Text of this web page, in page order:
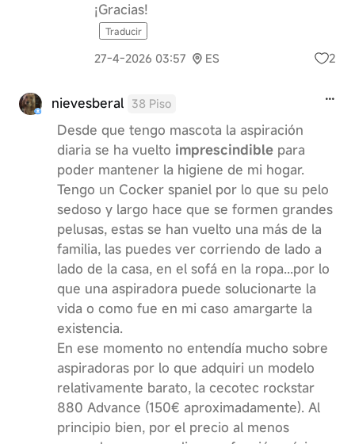
¡Gracias!
Traducir
27-4-2026 03:57 ES 2
nievesberal 38 Piso
Desde que tengo mascota la aspiración
diaria se ha vuelto imprescindible para
poder mantener la higiene de mi hogar.
Tengo un Cocker spaniel por lo que su pelo
sedoso y largo hace que se formen grandes
pelusas, estas se han vuelto una más de la
familia, las puedes ver corriendo de lado a
lado de la casa, en el sofá en la ropa...por lo
que una aspiradora puede solucionarte la
vida o como fue en mi caso amargarte la
existencia.
En ese momento no entendía mucho sobre
aspiradoras por lo que adquiri un modelo
relativamente barato, la cecotec rockstar
880 Advance (150€ aproximadamente). Al
principio bien, por el precio al menos